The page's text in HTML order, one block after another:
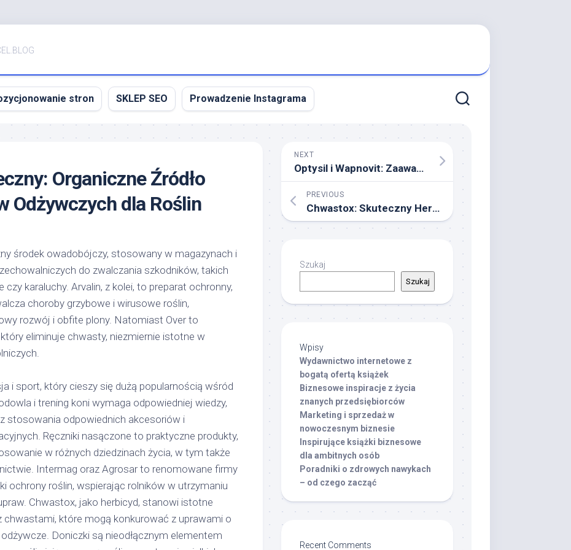
stron SKLEP SEO Prowadzenie Instagrama
Organiczne Źródło
Odżywczych dla Roślin
środek owadobójczy, stosowany w magazynach i
do zwalczania szkodników, takich
karaluchy. Arvalin, z kolei, to preparat ochronny,
choroby grzybowe i wirusowe roślin,
rozwój i obfite plony. Natomiast Over to
eliminuje chwasty, niezmiernie istotne w
i sport, który cieszy się dużą popularnością wśród
i trening koni wymaga odpowiedniej wiedzy,
stosowania odpowiednich akcesoriów i
Ręczniki nasączone to praktyczne produkty,
w różnych dziedzinach życia, w tym także
Intermag oraz Agrosar to renomowane firmy
ochrony roślin, wspierając rolników w utrzymaniu
Chwastox, jako herbicyd, stanowi istotne
chwastami, które mogą konkurować z uprawami o
odżywcze. Doniczki są nieodłącznym elementem
NEXT
Optysil i Wapnovit: Zaawansowane Środki Pielęgnacyjne dla Roślinnych Ogrodów
PREVIOUS
Chwastox: Skuteczny Herbicyd dla Zachowania Czystości Pól Uprawnych
Szukaj
Szukaj
Wpisy
Wydawnictwo internetowe z
bogatą ofertą książek
Biznesowe inspiracje z życia
znanych przedsiębiorców
Marketing i sprzedaż w
nowoczesnym biznesie
Inspirujące książki biznesowe
dla ambitnych osób
Poradniki o zdrowych nawykach
– od czego zacząć
Recent Comments